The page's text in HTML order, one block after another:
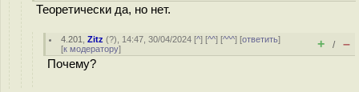
Теоретически да, но нет.
4.201 ,Zitz (?), 14:47, 30/04/2024 [^] [^^] [^^^] [ответить]
[к модератору] + / –
Почему?